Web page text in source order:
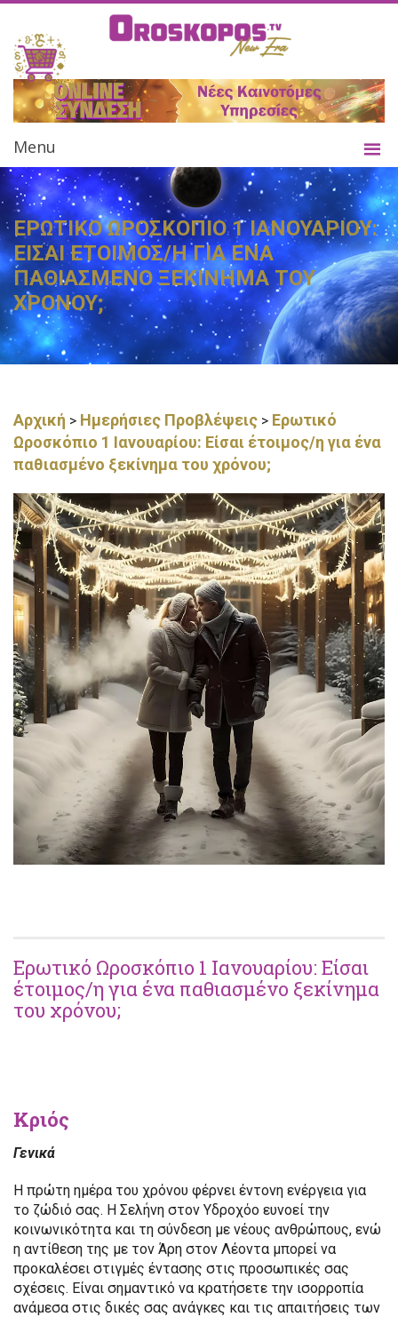
Menu
ΕΡΩΤΙΚΟ ΩΡΟΣΚΟΠΙΟ 1 ΙΑΝΟΥΑΡΙΟΥ:
ΕΙΣΑΙ ΕΤΟΙΜΟΣ/Η ΓΙΑ ΕΝΑ
ΠΑΘΙΑΣΜΕΝΟ ΞΕΚΙΝΗΜΑ ΤΟΥ
ΧΡΟΝΟΥ;
Αρχική > Ημερήσιες Προβλέψεις > Ερωτικό
Ωροσκόπιο 1 Ιανουαρίου: Είσαι έτοιμος/η για ένα
παθιασμένο ξεκίνημα του χρόνου;
Ερωτικό Ωροσκόπιο 1 Ιανουαρίου: Είσαι
έτοιμος/η για ένα παθιασμένο ξεκίνημα
του χρόνου;
Κριός
Γενικά
Η πρώτη ημέρα του χρόνου φέρνει έντονη ενέργεια για
το ζώδιό σας. Η Σελήνη στον Υδροχόο ευνοεί την
κοινωνικότητα και τη σύνδεση με νέους ανθρώπους, ενώ
η αντίθεση της με τον Άρη στον Λέοντα μπορεί να
προκαλέσει στιγμές έντασης στις προσωπικές σας
σχέσεις. Είναι σημαντικό να κρατήσετε την ισορροπία
ανάμεσα στις δικές σας ανάγκες και τις απαιτήσεις των